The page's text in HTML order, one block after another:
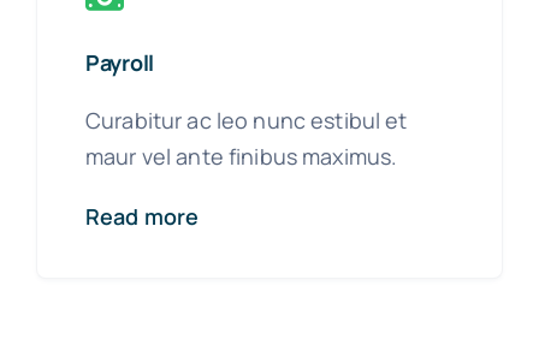
Payroll
Curabitur ac leo nunc estibul et
maur vel ante finibus maximus.
Read more